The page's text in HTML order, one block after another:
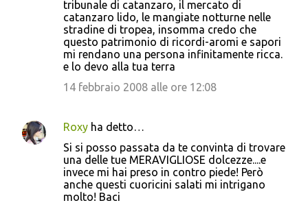
tribunale di catanzaro, il mercato di
catanzaro lido, le mangiate notturne nelle
stradine di tropea, insomma credo che
questo patrimonio di ricordi-aromi e sapori
mi rendano una persona infinitamente ricca.
e lo devo alla tua terra
14 febbraio 2008 alle ore 12:08
Roxy ha detto…
Si si posso passata da te convinta di trovare
una delle tue MERAVIGLIOSE dolcezze....e
invece mi hai preso in contro piede! Però
anche questi cuoricini salati mi intrigano
molto! Baci